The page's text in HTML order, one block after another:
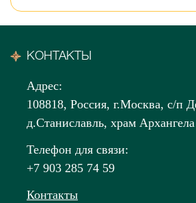
КОНТАКТЫ
Адрес:
108818, Россия, г.Москва, с/п
д.Станиславль, храм
Телефон для связи:
+7 903 285 74 59
Контакты